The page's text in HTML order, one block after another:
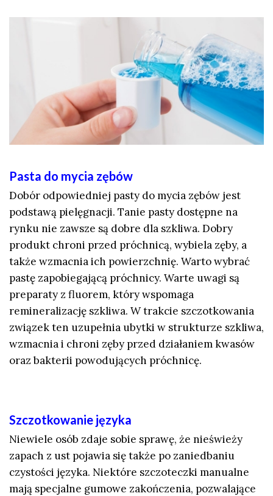
Pasta do mycia zębów
Dobór odpowiedniej pasty do mycia zębów jest
podstawą pielęgnacji. Tanie pasty dostępne na
rynku nie zawsze są dobre dla szkliwa. Dobry
produkt chroni przed próchnicą, wybiela zęby, a
także wzmacnia ich powierzchnię. Warto wybrać
pastę zapobiegającą próchnicy. Warte uwagi są
preparaty z fluorem, który wspomaga
remineralizację szkliwa. W trakcie szczotkowania
związek ten uzupełnia ubytki w strukturze szkliwa,
wzmacnia i chroni zęby przed działaniem kwasów
oraz bakterii powodujących próchnicę.
Szczotkowanie języka
Niewiele osób zdaje sobie sprawę, że nieświeży
zapach z ust pojawia się także po zaniedbaniu
czystości języka. Niektóre szczoteczki manualne
mają specjalne gumowe zakończenia, pozwalające